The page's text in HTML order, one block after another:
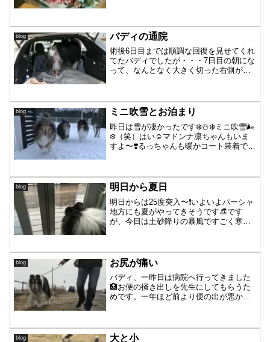
す。ラッちゃん、嬉しいね...
blog バディの通院
術後6日目までは順調な回復を見せてくれ
てたバディでしたが・・・7日目の朝にな
って、なんとなく大きく切った右側が腫
は半分も残し、昼も要りません状態。嫌
な予感はしていました...
blog ミニ吹雪とお泊まり
昨日は雪が凄かったです❄️☃️❄️ミニ吹雪🌬
❄️（笑）はい☺️マドンナ凛ちゃんもいま
すよ〜❣️るっちゃんも暖かコート装着でミ
いと一人ではもう厳しいですが、前足は
力強く前...
blog 明日から夏日
明日からは25度突入〜❗️いよいよパーシャ
地方にも夏がやってきそうです👒です
が、今日は土砂降りの暴風ですごく寒い
の天気の悪さに、外を見るパーシャの眼
差しが・・・。雨☔️...
blog お尻が痛い
バディ、一昨日は病院へ行ってきました
🏥お便の掻き出しを先生にしてもらうた
めです。一年ほど前より便の出が悪かっ
た。「会陰ヘルニア」とは肛門周囲の筋
肉が年齢とともに薄くなり...
blog 大と小